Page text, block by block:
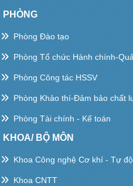
PHÒNG
Phòng Đào tạo
Phòng Tổ chức Hành chính-
Phòng Công tác HSSV
Phòng Khảo thí-Đảm bảo chất
Phòng Tài chính - Kế toán
KHOA/ BỘ MÔN
Khoa Công nghệ Cơ khí - Tự
Khoa CNTT